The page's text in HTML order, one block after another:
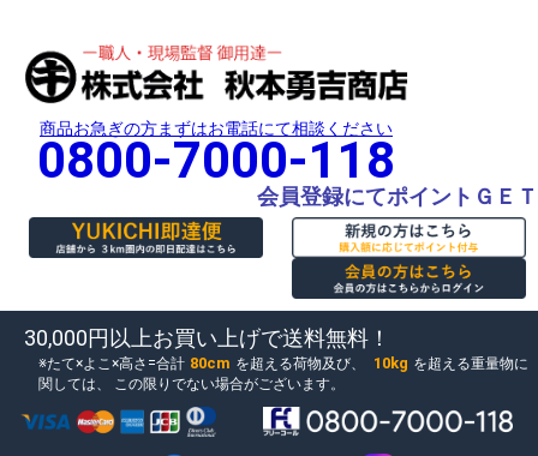
商品お急ぎの方まずはお電話にて相談ください
0800-7000-118
会員登録にてポイントＧＥＴ
30,000円以上お買い上げで送料無料！
たて×よこ×高さ=合計 80cm を超える荷物及び、 10kg を超える重量物に
関しては、
この限りでない場合がございます。